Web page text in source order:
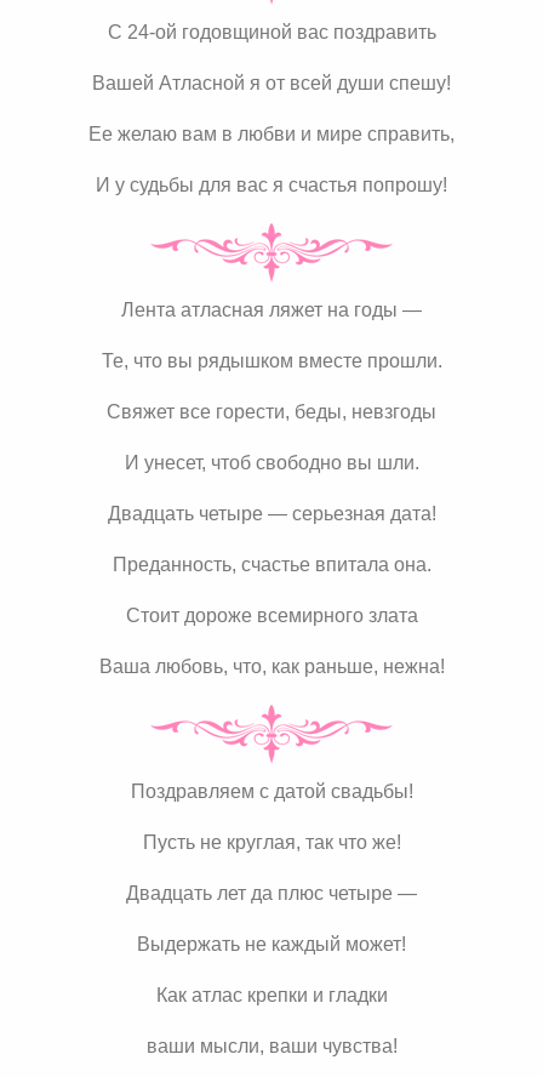
С 24-ой годовщиной вас поздравить
Вашей Атласной я от всей души спешу!
Ее желаю вам в любви и мире справить,
И у судьбы для вас я счастья попрошу!
Лента атласная ляжет на годы —
Те, что вы рядышком вместе прошли.
Свяжет все горести, беды, невзгоды
И унесет, чтоб свободно вы шли.
Двадцать четыре — серьезная дата!
Преданность, счастье впитала она.
Стоит дороже всемирного злата
Ваша любовь, что, как раньше, нежна!
Поздравляем с датой свадьбы!
Пусть не круглая, так что же!
Двадцать лет да плюс четыре —
Выдержать не каждый может!
Как атлас крепки и гладки
ваши мысли, ваши чувства!